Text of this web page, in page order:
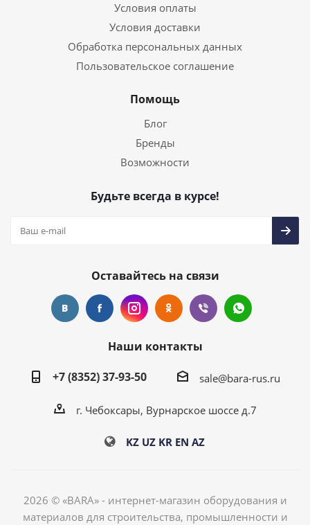
Условия оплаты
Условия доставки
Обработка персональных данных
Пользовательское соглашение
Помощь
Блог
Бренды
Возможности
Будьте всегда в курсе!
Оставайтесь на связи
Наши контакты
+7 (8352) 37-93-50
sale@bara-rus.ru
г. Чебоксары, Вурнарское шоссе д.7
KZ UZ KR EN AZ
2026 © «BARA» - интернет-магазин оборудования и
материалов для строительства, промышленности и